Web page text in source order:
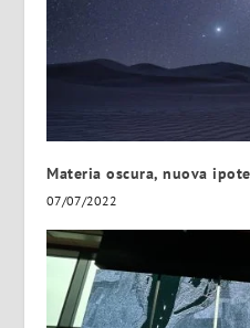
Materia oscura, nuova
07/07/2022